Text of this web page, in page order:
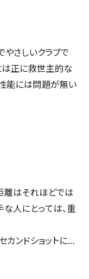
やさしいクラブで
は正に救世主的な
性能には問題が無い
離はそれほどでは
な人にとっては、重
ンドショットには